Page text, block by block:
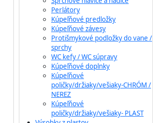
Perlátory
Kúpeľňové predložky
Kúpeľňové závesy
Protišmykové podložky do vane /
sprchy
WC kefy / WC súpravy
Kúpeľňové doplnky
Kúpeľňové
poličky/držiaky/vešiaky-CHRÓM /
NEREZ
Kúpeľňové
poličky/držiaky/vešiaky- PLAST